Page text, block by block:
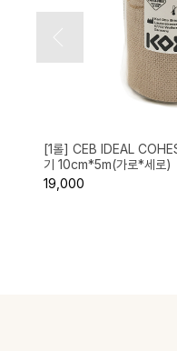
[1롤] CEB IDEAL
기 10cm*5m(가로*세로)
19,000